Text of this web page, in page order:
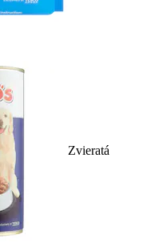
Zvieratá